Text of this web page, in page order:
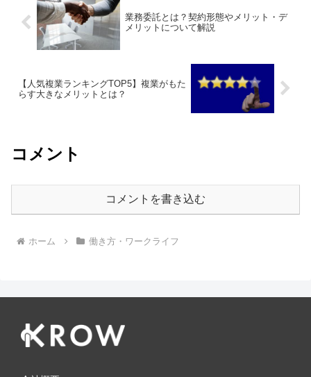
業務委託とは？契約形態やメリット・デ
メリットについて解説
【人気複業ランキングTOP5】複業がもた
らす大きなメリットとは？
コメント
コメントを書き込む
ホーム 働き方・ワークライフ